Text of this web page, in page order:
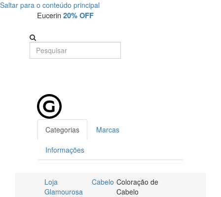
Saltar para o conteúdo principal
Eucerin20% OFF
Categorias Marcas
Informações
Loja
Glamourosa
Cabelo Coloração de
Cabelo